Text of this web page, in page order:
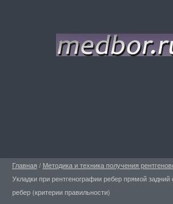
Главная / Методика и техника получения
Укладки при рентгенографии ребер прямой
ребер (критерии правильности)